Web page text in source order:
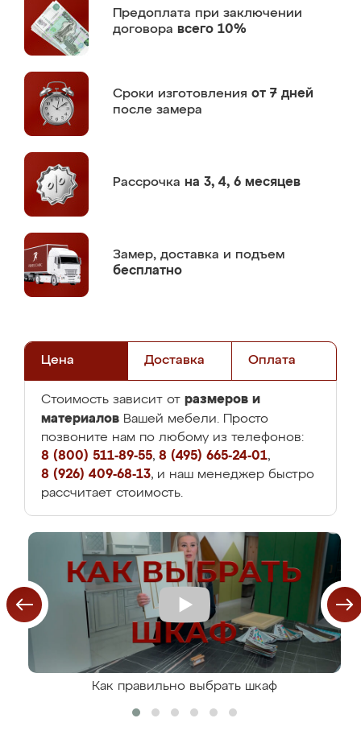
Предоплата при заключении
договора всего 10%
Сроки изготовления от 7 дней
после замера
Рассрочка на 3, 4, 6 месяцев
Замер, доставка и подъем
бесплатно
Цена Доставка Оплата
Стоимость зависит от размеров и
материалов Вашей мебели. Просто
позвоните нам по любому из телефонов:
8 (800) 511-89-55, 8 (495) 665-24-01,
8 (926) 409-68-13, и наш менеджер быстро
рассчитает стоимость.
Как правильно выбрать шкаф